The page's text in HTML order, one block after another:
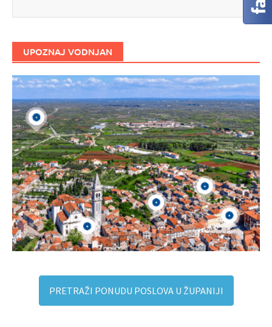
UPOZNAJ VODNJAN
PRETRAŽI PONUDU POSLOVA U ŽUPANIJI